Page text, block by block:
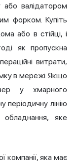
валідатором
форком. Купіть
або в стійці, і
як пропускна
витрати,
в мережі. Якщо
у хмарного
періодичну лінію
яке
яка має